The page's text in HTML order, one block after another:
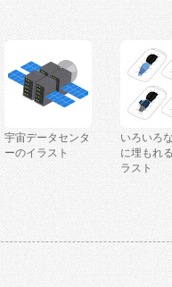
宇宙データセンタ
ーのイラスト
いろいろ
に埋もれ
ラスト